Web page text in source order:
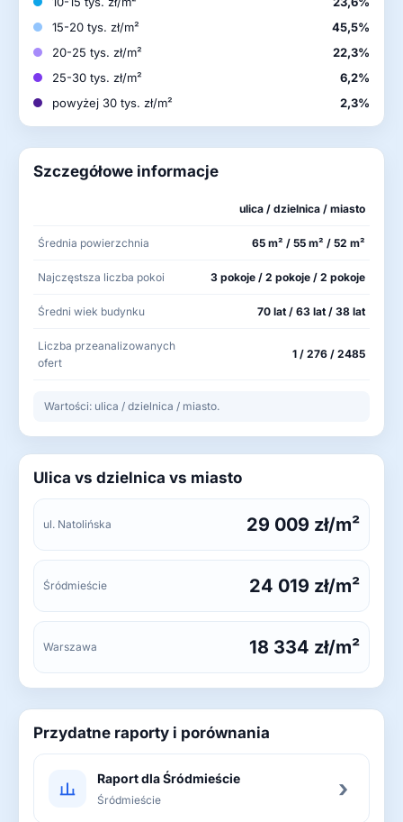
15-20 tys. zł/m²
45,5%
20-25 tys. zł/m²
22,3%
25-30 tys. zł/m²
6,2%
powyżej 30 tys. zł/m²
2,3%
Szczegółowe informacje
ulica / dzielnica / miasto
Średnia powierzchnia 65 m² / 55 m² / 52 m²
Najczęstsza liczba pokoi 3 pokoje / 2 pokoje / 2 pokoje
Średni wiek budynku 70 lat / 63 lat / 38 lat
Liczba przeanalizowanych
ofert
1 / 276 / 2485
Wartości: ulica / dzielnica / miasto.
Ulica vs dzielnica vs miasto
ul. Natolińska 29 009 zł/m²
Śródmieście 24 019 zł/m²
Warszawa 18 334 zł/m²
Przydatne raporty i porównania
Raport dla Śródmieście
Śródmieście ›